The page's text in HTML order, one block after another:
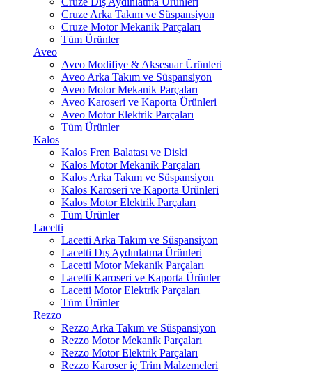
Cruze Arka Takım ve Süspansiyon
Cruze Motor Mekanik Parçaları
Tüm Ürünler
Aveo
Aveo Modifiye & Aksesuar Ürünleri
Aveo Arka Takım ve Süspansiyon
Aveo Motor Mekanik Parçaları
Aveo Karoseri ve Kaporta Ürünleri
Aveo Motor Elektrik Parçaları
Tüm Ürünler
Kalos
Kalos Fren Balatası ve Diski
Kalos Motor Mekanik Parçaları
Kalos Arka Takım ve Süspansiyon
Kalos Karoseri ve Kaporta Ürünleri
Kalos Motor Elektrik Parçaları
Tüm Ürünler
Lacetti
Lacetti Arka Takım ve Süspansiyon
Lacetti Dış Aydınlatma Ürünleri
Lacetti Motor Mekanik Parçaları
Lacetti Karoseri ve Kaporta Ürünler
Lacetti Motor Elektrik Parçaları
Tüm Ürünler
Rezzo
Rezzo Arka Takım ve Süspansiyon
Rezzo Motor Mekanik Parçaları
Rezzo Motor Elektrik Parçaları
Rezzo Karoser iç Trim Malzemeleri